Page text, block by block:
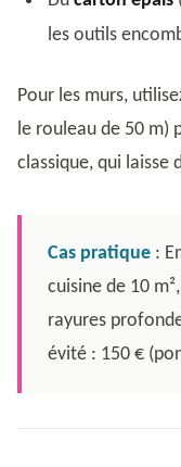
les outils
Pour les murs,
le rouleau de 50 m)
classique, qui laisse
Cas pratique :
cuisine de 10
rayures
évité : 150 €